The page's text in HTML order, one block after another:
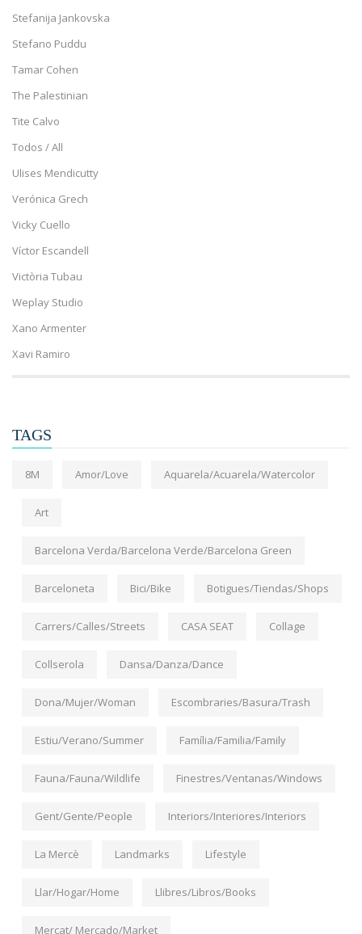
Stefanija Jankovska
Stefano Puddu
Tamar Cohen
The Palestinian
Tite Calvo
Todos / All
Ulises Mendicutty
Verónica Grech
Vicky Cuello
Víctor Escandell
Victòria Tubau
Weplay Studio
Xano Armenter
Xavi Ramiro
TAGS
8M Amor/Love Aquarela/Acuarela/Watercolor
Art
Barcelona Verda/Barcelona Verde/Barcelona Green
Barceloneta Bici/Bike Botigues/Tiendas/Shops
Carrers/Calles/Streets CASA SEAT Collage
Collserola Dansa/Danza/Dance
Dona/Mujer/Woman Escombraries/Basura/Trash
Estiu/Verano/Summer Família/Familia/Family
Fauna/Fauna/Wildlife Finestres/Ventanas/Windows
Gent/Gente/People Interiors/Interiores/Interiors
La Mercè Landmarks Lifestyle
Llar/Hogar/Home Llibres/Libros/Books
Mercat/ Mercado/Market